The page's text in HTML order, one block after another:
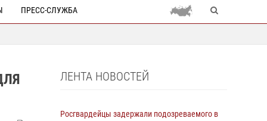
ПРЕСС-СЛУЖБА
ЛЕНТА НОВОСТЕЙ
Росгвардейцы задержали подозреваемого в